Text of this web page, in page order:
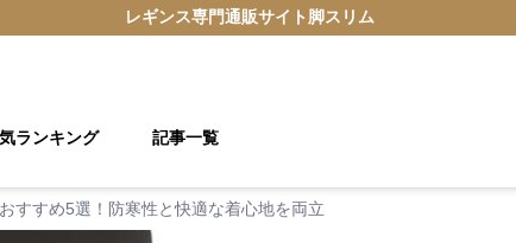
レギンス専門通販サイト 脚スリム
ランキング 記事一覧
すすめ5選！防寒性と快適な着心地を両立